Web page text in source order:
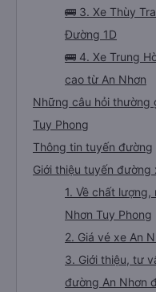
🚌 3. Xe Thùy
Đường 1D
🚌 4. Xe Trung
cao từ An Nhơn
Những câu hỏi thường
Tuy Phong
Thông tin tuyến đường
Giới thiệu tuyến đường
1. Về chất
Nhơn Tuy Phong
2. Giá vé xe An
3. Giới thiệu, tư
đường An Nhơn